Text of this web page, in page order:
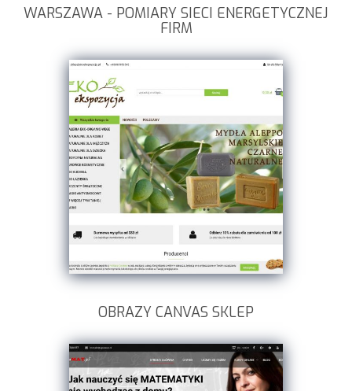
WARSZAWA - POMIARY SIECI ENERGETYCZNEJ
FIRM
OBRAZY CANVAS SKLEP